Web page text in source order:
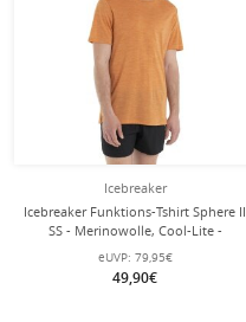
Icebreaker
Icebreaker Funktions-Tshirt Sphere II
SS - Merinowolle, Cool-Lite -
feuchtigkeitsregulierend - orange
Herren
eUVP: 79,95€
49,90€